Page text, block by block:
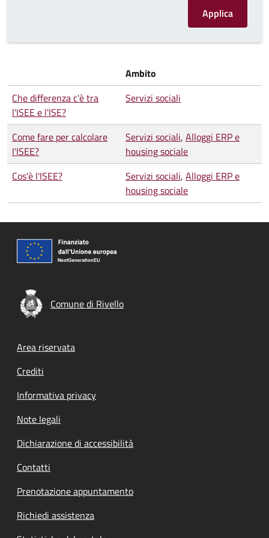
Ambito
Che differenza c'è tra
l'ISEE e l'ISE?
Servizi sociali
Come fare per calcolare
l'ISEE?
Servizi sociali, Alloggi ERP e
housing sociale
Cos'è l'ISEE?
Servizi sociali, Alloggi ERP e
housing sociale
Comune di Rivello
Footer menu
Area riservata
Crediti
Informativa privacy
Note legali
Dichiarazione di accessibilità
Contatti
Prenotazione appuntamento
Richiedi assistenza